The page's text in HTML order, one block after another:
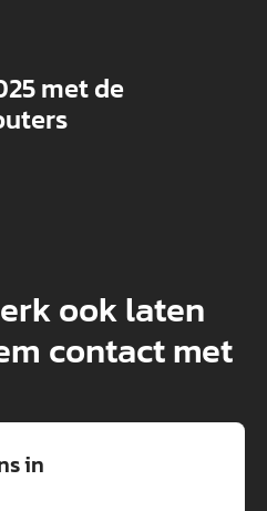
met de
ook laten
contact met
in